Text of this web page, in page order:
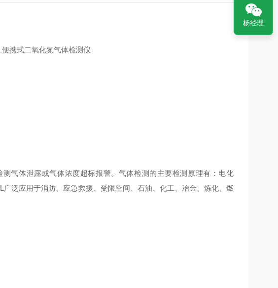
测气体泄露或气体浓度超标报警。气体检测的主要检测原理有：电化
广泛应用于消防、应急救援、受限空间、 石油、化工、冶金、炼化、燃
杨经理